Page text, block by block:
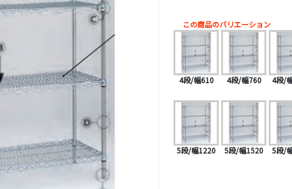
この商品のバリエーション
4段/幅610 4段/幅760 4段/
5段/幅1220 5段/幅1520 5段/